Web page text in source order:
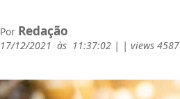
Por Redação
17/12/2021 às 11:37:02 | | views 4587